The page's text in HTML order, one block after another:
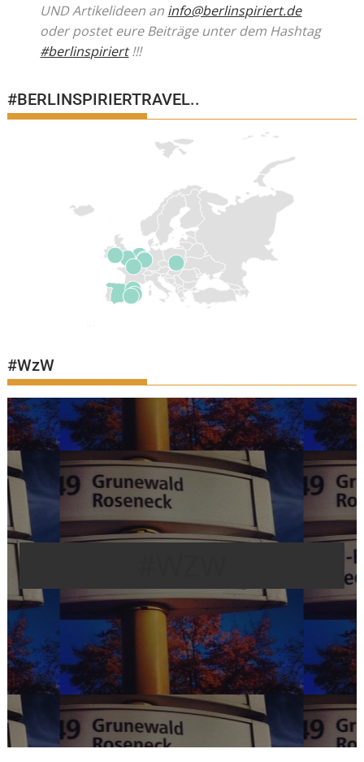
UND Artikelideen an info@berlinspiriert.de
oder postet eure Beiträge unter dem Hashtag
#berlinspiriert!!!
#BERLINSPIRIERTRAVEL..
#WzW